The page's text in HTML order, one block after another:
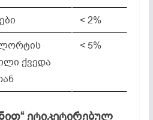
< 2%
ქვედა
< 5%
ეტიკეტირებულ